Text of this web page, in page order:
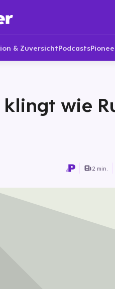
& ZuversichtPodcasts
wie
2 min.